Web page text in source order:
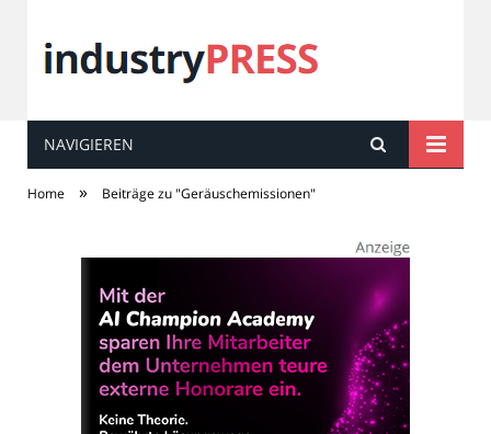
industryPRESS
NAVIGIEREN
Home » Beiträge zu "Geräuschemissionen"